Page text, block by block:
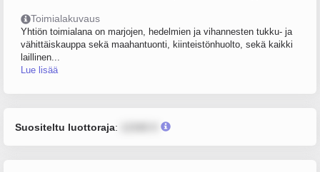
Toimialakuvaus
Yhtiön toimialana on marjojen, hedelmien ja vihannesten tukku- ja
vähittäiskauppa sekä maahantuonti, kiinteistönhuolto, sekä kaikki
laillinen...
Lue lisää
Suositeltu luottoraja: